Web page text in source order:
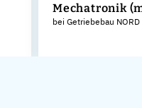
Mechatronik
bei Getriebebau NORD